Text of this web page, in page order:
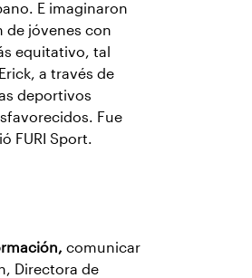
E imaginaron
de jóvenes con
equitativo, tal
a través de
deportivos
Fue
FURI Sport.
comunicar
Directora de